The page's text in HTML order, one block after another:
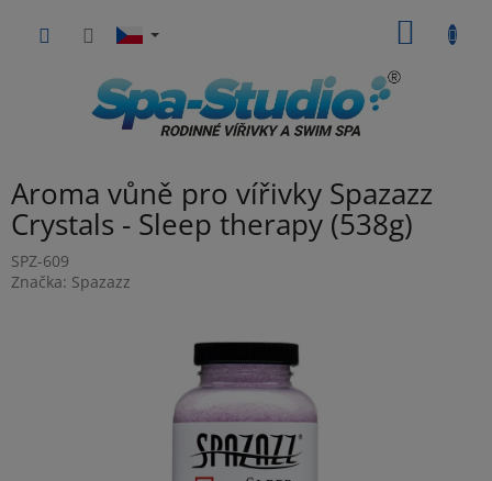
Aroma vůně pro vířivky Spazazz
Crystals - Sleep therapy (538g)
SPZ-609
Značka: Spazazz